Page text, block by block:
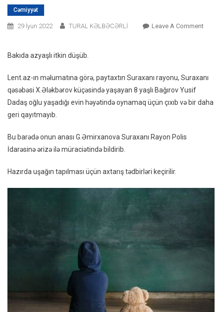
Cəmiyyət
29 İyun 2022 TURAL KƏLBƏCƏRLİ Leave A CommentOn
Itkin
Bakıda azyaşlı itkin düşüb.
Lent.az-ın məlumatına görə, paytaxtın Suraxanı rayonu, Suraxanı
qəsəbəsi X.Ələkbərov küçəsində yaşayan 8 yaşlı Bağırov Yusif
Dadaş oğlu yaşadığı evin həyətində oynamaq üçün çıxıb və bir daha
geri qayıtmayıb.
Bu barədə onun anası G.Əmirxanova Suraxanı Rayon Polis
İdarəsinə ərizə ilə müraciətində bildirib.
Hazırda uşağın tapılması üçün axtarış tədbirləri keçirilir.